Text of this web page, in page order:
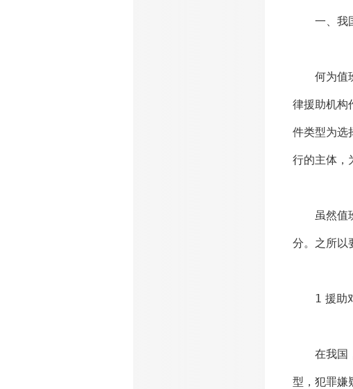
一、我国
何为值班
律援助机构
件类型为选
行的主体，
虽然值班
分。之所以
1 援助对
在我国，
型，犯罪嫌